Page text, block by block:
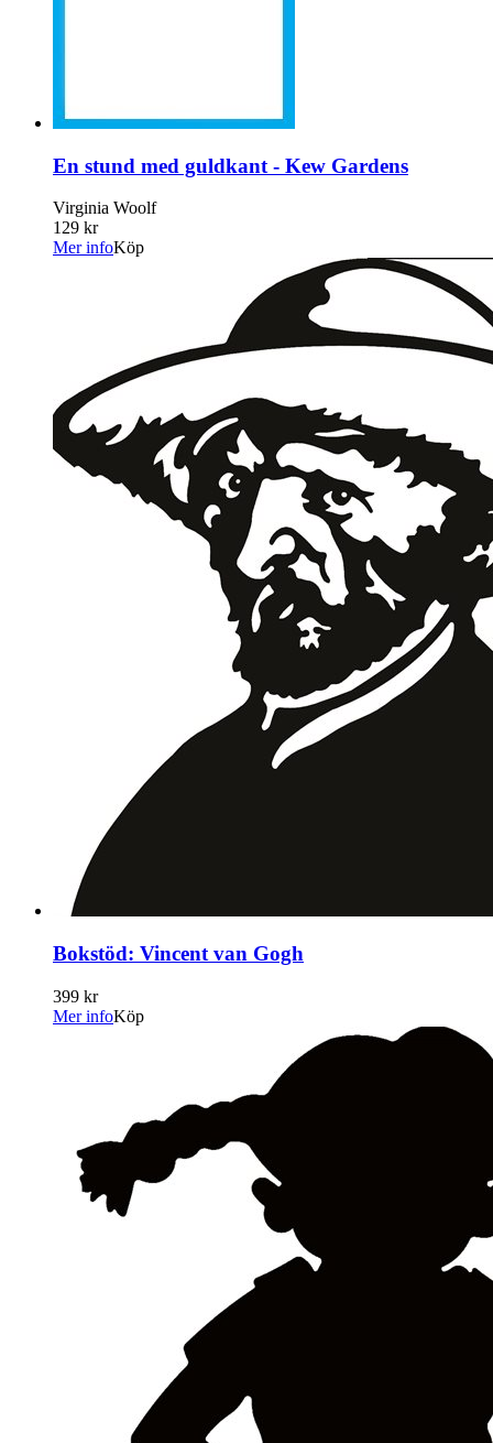
En stund med guldkant - Kew Gardens
Virginia Woolf
129 kr
Mer infoKöp
Bokstöd: Vincent van Gogh
399 kr
Mer infoKöp